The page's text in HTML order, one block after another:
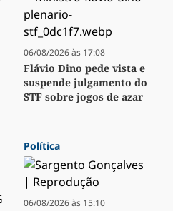
06/08/2026 às 17:08
Flávio Dino pede vista e
suspende julgamento do
STF sobre jogos de azar
Política
06/08/2026 às 15:10